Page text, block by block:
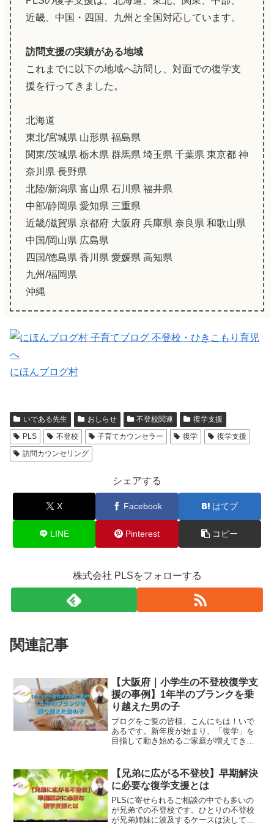
近畿、中国・四国、九州と全国対応しています。
訪問支援の実績がある地域
これまでに以下の地域へ訪問し、対面での復学支
援を行ってきました。
北海道
東北/宮城県 山形県 福島県
関東/茨城県 栃木県 群馬県 埼玉県 千葉県 東京都 神
奈川県 長野県
北陸/新潟県 富山県 石川県 福井県
中部/静岡県 愛知県 三重県
近畿/滋賀県 京都府 大阪府 兵庫県 奈良県 和歌山県
中国/岡山県 広島県
四国/徳島県 香川県 愛媛県 高知県
九州/福岡県
沖縄
にほんブログ村
いである先生 おしらせ 不登校関連
復学支援
PLS
不登校 子育てカウンセラー 復学
復学支援
訪問カウンセリング
シェアする
X Facebook はてブ
LINE Pinterest コピー
株式会社 PLSをフォローする
関連記事
【大阪府｜小学生の不登校復学支
援の事例】1年半のブランクを乗
り越えた男の子
ブログをご覧の皆様、こんにちは！いで
あるです。新年度が始まり、「復学」を
目指して動き始めるご家庭が増えてきま
までの支援事例をご紹介します。お子さ
んのことでお悩みの方...
【兄弟に広がる不登校】早期解決
に必要な復学支援とは
PLSに寄せられるご相談の中でも多いの
が兄弟での不登校です。ひとりの不登校
が兄弟姉妹に波及するケースは決して珍